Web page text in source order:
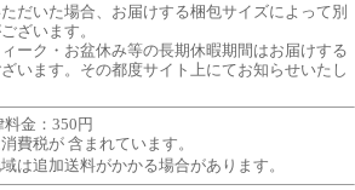
だいた場合、お届けする梱包サイズによって別
ざいます。
ーク・お盆休み等の長期休暇期間はお届けする
います。その都度サイト上にてお知らせいたし
金：350円
費税が 含まれています。
は追加送料がかかる場合があります。